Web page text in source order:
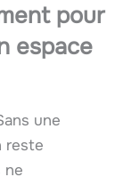
pour
espace
une
reste
ne